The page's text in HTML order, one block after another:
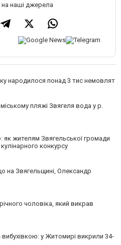
на наші джерела
народилося понад 3 тис немовлят
пляжі Звягеля вода у р.
як жителям Звягельської громади
конкурсу
на Звягельщині, Олександр
чоловіка, який викрав
у Житомирі викрили 34-